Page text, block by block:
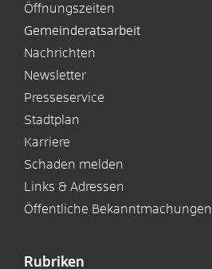
Öffnungszeiten
Gemeinderatsarbeit
Nachrichten
Newsletter
Presseservice
Stadtplan
Karriere
Schaden melden
Links & Adressen
Öffentliche Bekanntmachungen
Rubriken